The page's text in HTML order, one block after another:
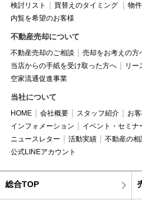
検討リスト
買替えのタイミング
物
内覧を希望のお客様
不動産売却について
不動産売却のご相談
売却をお考えの方
当店からの手紙を受け取った方へ
リー
空家流通促進事業
当社について
HOME 会社概要 スタッフ紹介 お
インフォメーション
イベント・セミナ
ニュースレター
活動実績 不動産の相
公式LINEアカウント
総合TOP